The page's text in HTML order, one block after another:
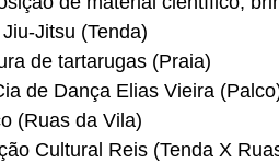
Jitsu (Tenda)
de tartarugas (Praia)
de Dança Elias Vieira
(Ruas da Vila)
Cultural Reis (Tenda X